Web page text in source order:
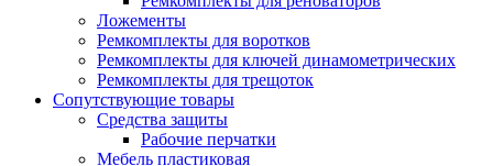
Ложементы
Ремкомплекты для воротков
Ремкомплекты для ключей динамометрических
Ремкомплекты для трещоток
Сопутствующие товары
Средства защиты
Рабочие перчатки
Мебель пластиковая